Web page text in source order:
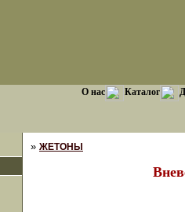
О нас Каталог
» ЖЕТОНЫ